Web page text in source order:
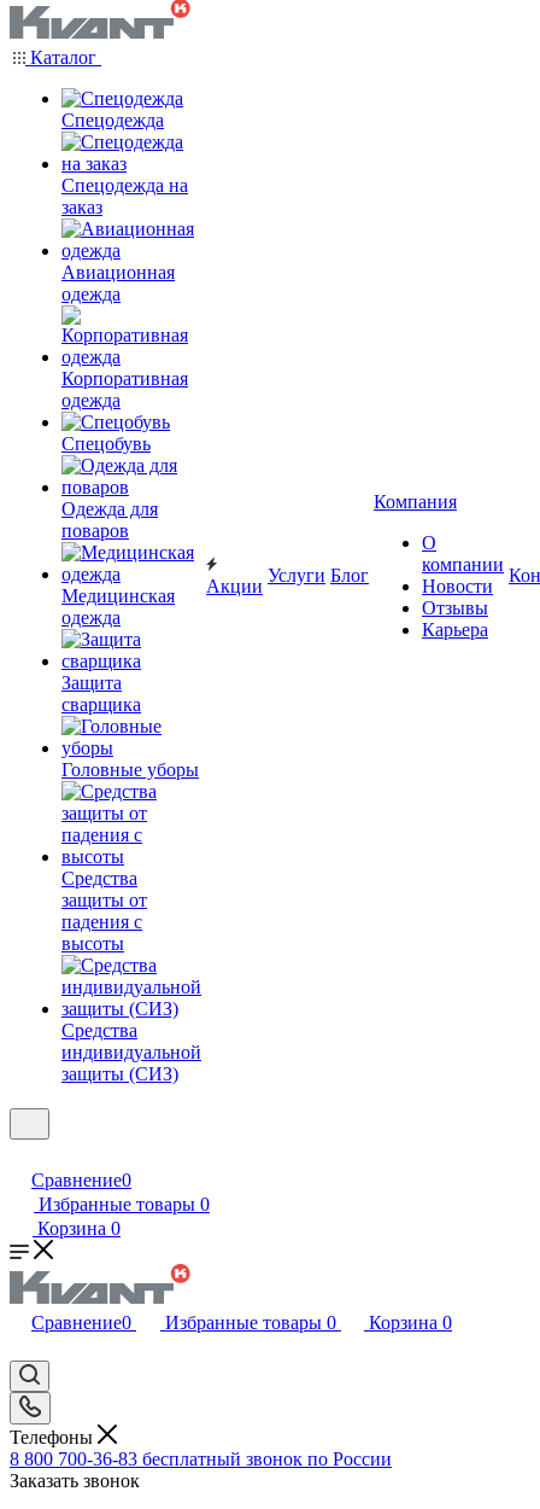
Каталог
Спецодежда
Спецодежда на
заказ
Авиационная
одежда
Корпоративная
одежда
Спецобувь
Одежда для
поваров
Медицинская
одежда
Защита
сварщика
Головные уборы
Средства
защиты от
падения с
высоты
Средства
индивидуальной
защиты (СИЗ)
Акции
Услуги Блог
Компания
О
компании
Новости
Отзывы
Карьера
Сравнение0
Избранные товары 0
Корзина 0
Сравнение0 Избранные товары 0 Корзина 0
Телефоны
8 800 700-36-83 бесплатный звонок по России
Заказать звонок